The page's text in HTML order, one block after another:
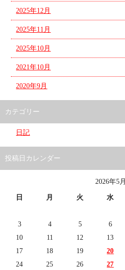
2025年12月
2025年11月
2025年10月
2021年10月
2020年9月
カテゴリー
日記
投稿日カレンダー
2026年5月
日 月 火 水
3
4 5 6
10
11 12 13
17
18 19 20
24
25 26 27